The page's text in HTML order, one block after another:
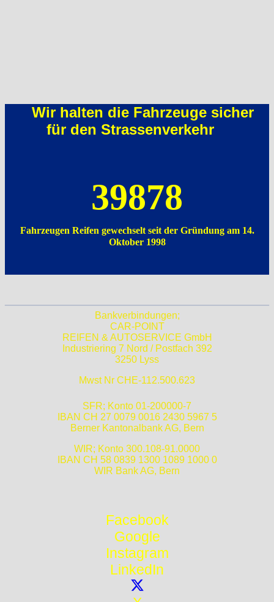
Wir halten die Fahrzeuge sicher
für den Strassenverkehr
39878
Fahrzeugen Reifen gewechselt seit der Gründung am 14.
Oktober 1998
Bankverbindungen;
CAR-POINT
REIFEN & AUTOSERVICE GmbH
Industriering 7 Nord / Postfach 392
3250 Lyss
Mwst Nr CHE-112.500.623
SFR; Konto 01-200000-7
IBAN CH 27 0079 0016 2430 5967 5
Berner Kantonalbank AG, Bern
WIR; Konto 300.108-91.0000
IBAN CH 58 0839 1300 1089 1000 0
WIR Bank AG, Bern
Facebook
Google
Instagram
LinkedIn